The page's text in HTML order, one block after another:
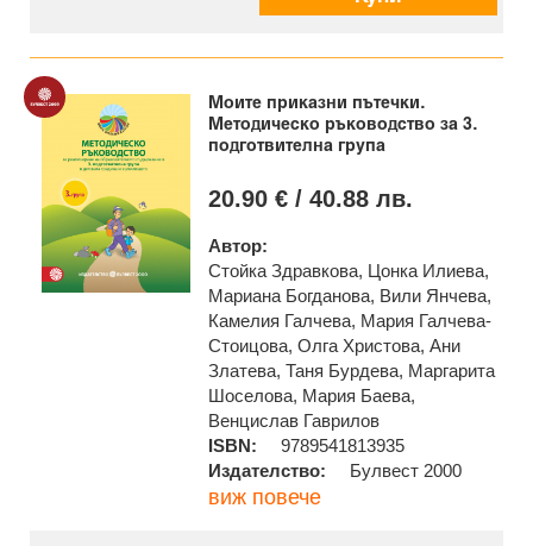
Моите приказни пътечки.
Методическо ръководство за 3.
подготвителна група
20.90 € / 40.88 лв.
Автор:
Стойка Здравкова, Цонка Илиева,
Мариана Богданова, Вили Янчева,
Камелия Галчева, Мария Галчева-
Стоицова, Олга Христова, Ани
Златева, Таня Бурдева, Маргарита
Шоселова, Мария Баева,
Венцислав Гаврилов
ISBN:
9789541813935
Издателство:
Булвест 2000
виж повече